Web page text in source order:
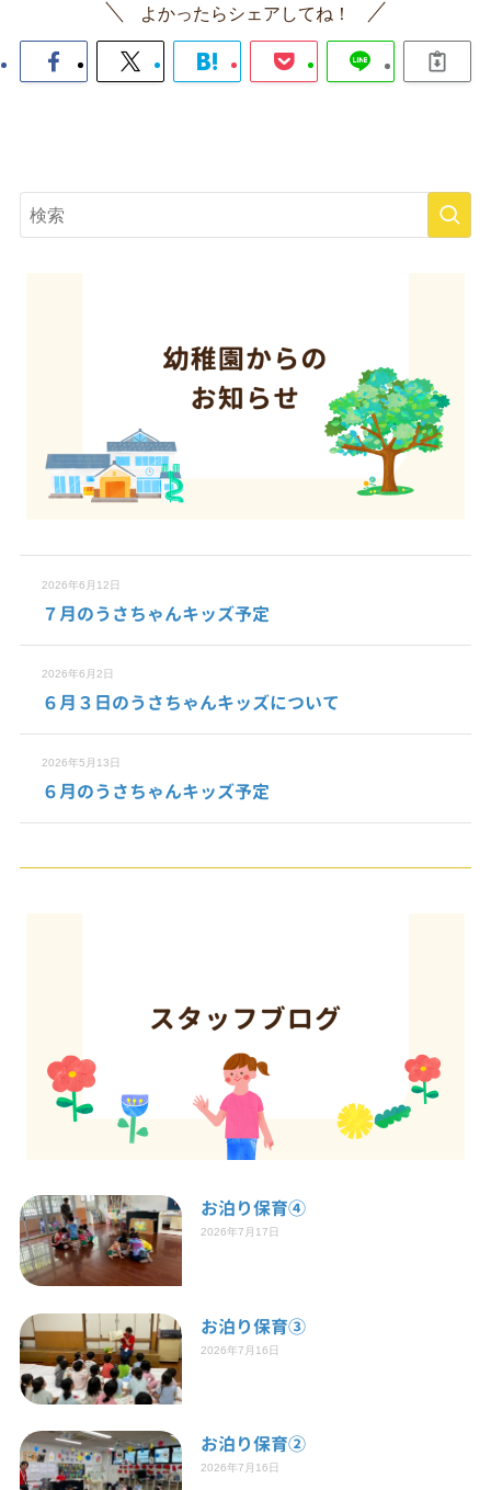
よかったらシェアしてね！
2026年6月12日
７月のうさちゃんキッズ予定
2026年6月2日
６月３日のうさちゃんキッズについて
2026年5月13日
６月のうさちゃんキッズ予定
お泊り保育④
2026年7月17日
お泊り保育③
2026年7月16日
お泊り保育②
2026年7月16日